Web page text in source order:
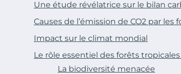
Une étude révélatrice sur le bilan
Causes de l’émission de CO2 par les
Impact sur le climat mondial
Le rôle essentiel des forêts
La biodiversité menacée